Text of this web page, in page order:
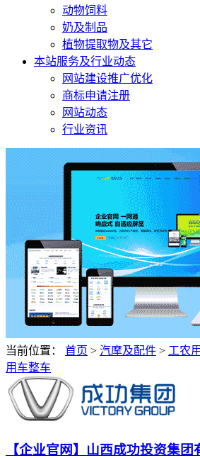
动物饲料
奶及制品
植物提取物及其它
本站服务及行业动态
网站建设推广优化
商标申请注册
网站动态
行业资讯
当前位置： 首页 > 汽摩及配件 > 工农
用车整车
【企业官网】山西成功投资集团